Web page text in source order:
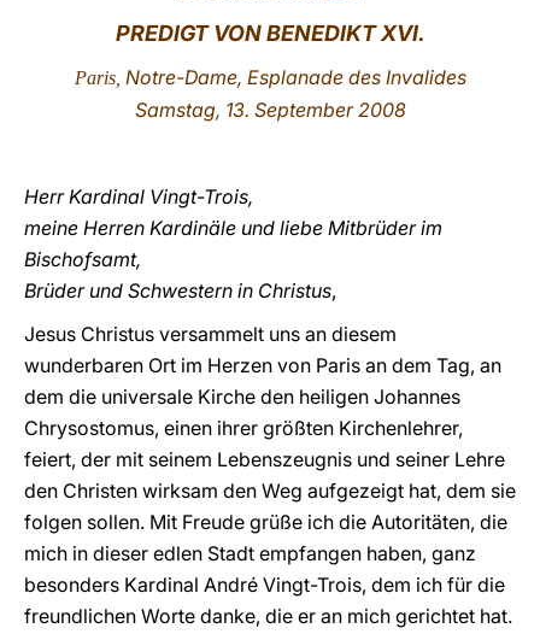
PREDIGT VON BENEDIKT XVI.
Paris, Notre-Dame, Esplanade des Invalides
Samstag, 13. September 2008
Herr Kardinal Vingt-Trois,
meine Herren Kardinäle und liebe Mitbrüder im
Bischofsamt,
Brüder und Schwestern in Christus,
Jesus Christus versammelt uns an diesem
wunderbaren Ort im Herzen von Paris an dem Tag, an
dem die universale Kirche den heiligen Johannes
Chrysostomus, einen ihrer größten Kirchenlehrer,
feiert, der mit seinem Lebenszeugnis und seiner Lehre
den Christen wirksam den Weg aufgezeigt hat, dem sie
folgen sollen. Mit Freude grüße ich die Autoritäten, die
mich in dieser edlen Stadt empfangen haben, ganz
besonders Kardinal André Vingt-Trois, dem ich für die
freundlichen Worte danke, die er an mich gerichtet hat.